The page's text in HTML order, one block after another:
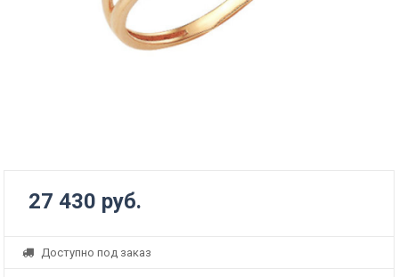
27 430 руб.
Доступно под заказ